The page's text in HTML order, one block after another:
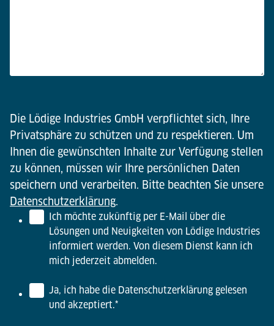
Die Lödige Industries GmbH verpflichtet sich, Ihre
Privatsphäre zu schützen und zu respektieren. Um
Ihnen die gewünschten Inhalte zur Verfügung stellen
zu können, müssen wir Ihre persönlichen Daten
speichern und verarbeiten. Bitte beachten Sie unsere
Datenschutzerklärung.
Ich möchte zukünftig per E-Mail über die
Lösungen und Neuigkeiten von Lödige Industries
informiert werden. Von diesem Dienst kann ich
mich jederzeit abmelden.
Ja, ich habe die Datenschutzerklärung gelesen
und akzeptiert.*